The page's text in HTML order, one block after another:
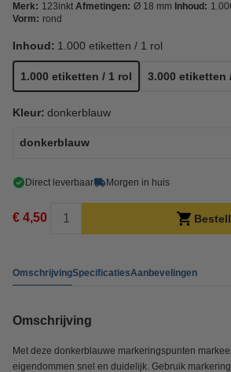
Merk: 123inkt Afmetingen: Ø 18 mm Inhoud:
Vorm: rond
Inhoud: 1.000 etiketten / 1 rol
1.000 etiketten / 1 rol 3.000 etiketten
Kleur: donkerblauw
donkerblauw
Direct leverbaar Morgen in huis
€ 4,50
OmschrijvingSpecificatiesAanbevelingen
Omschrijving
Met deze donkerblauwe markeringspunten
eigendommen snel en duidelijk. Gebruik